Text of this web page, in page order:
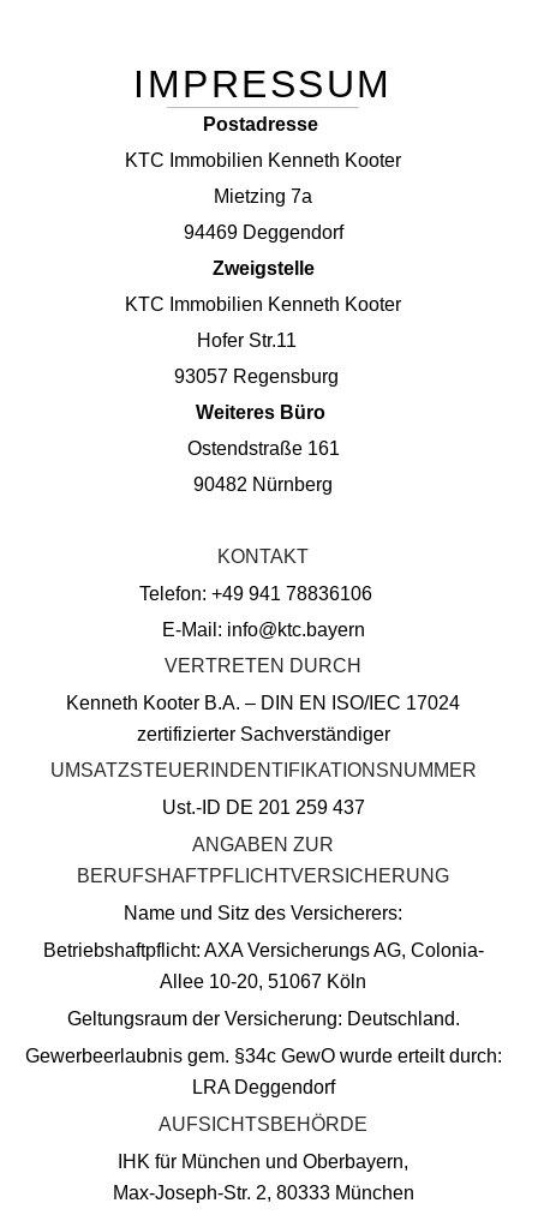
IMPRESSUM
Postadresse
KTC Immobilien Kenneth Kooter
Mietzing 7a
94469 Deggendorf
Zweigstelle
KTC Immobilien Kenneth Kooter
Hofer Str.11
93057 Regensburg
Weiteres Büro
Ostendstraße 161
90482 Nürnberg
KONTAKT
Telefon: +49 941 78836106
E-Mail: info@ktc.bayern
VERTRETEN DURCH
Kenneth Kooter B.A. – DIN EN ISO/IEC 17024
zertifizierter Sachverständiger
UMSATZSTEUERINDENTIFIKATIONSNUMMER
Ust.-ID DE 201 259 437
ANGABEN ZUR
BERUFSHAFTPFLICHTVERSICHERUNG
Name und Sitz des Versicherers:
Betriebshaftpflicht: AXA Versicherungs AG, Colonia-
Allee 10-20, 51067 Köln
Geltungsraum der Versicherung: Deutschland.
Gewerbeerlaubnis gem. §34c GewO wurde erteilt durch:
LRA Deggendorf
AUFSICHTSBEHÖRDE
IHK für München und Oberbayern,
Max-Joseph-Str. 2, 80333 München